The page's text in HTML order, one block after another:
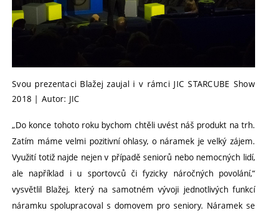
Svou prezentaci Blažej zaujal i v rámci JIC STARCUBE Show
2018 | Autor: JIC
„Do konce tohoto roku bychom chtěli uvést náš produkt na trh.
Zatím máme velmi pozitivní ohlasy, o náramek je velký zájem.
Využití totiž najde nejen v případě seniorů nebo nemocných lidí,
ale například i u sportovců či fyzicky náročných povolání,“
vysvětlil Blažej, který na samotném vývoji jednotlivých funkcí
náramku spolupracoval s domovem pro seniory. Náramek se